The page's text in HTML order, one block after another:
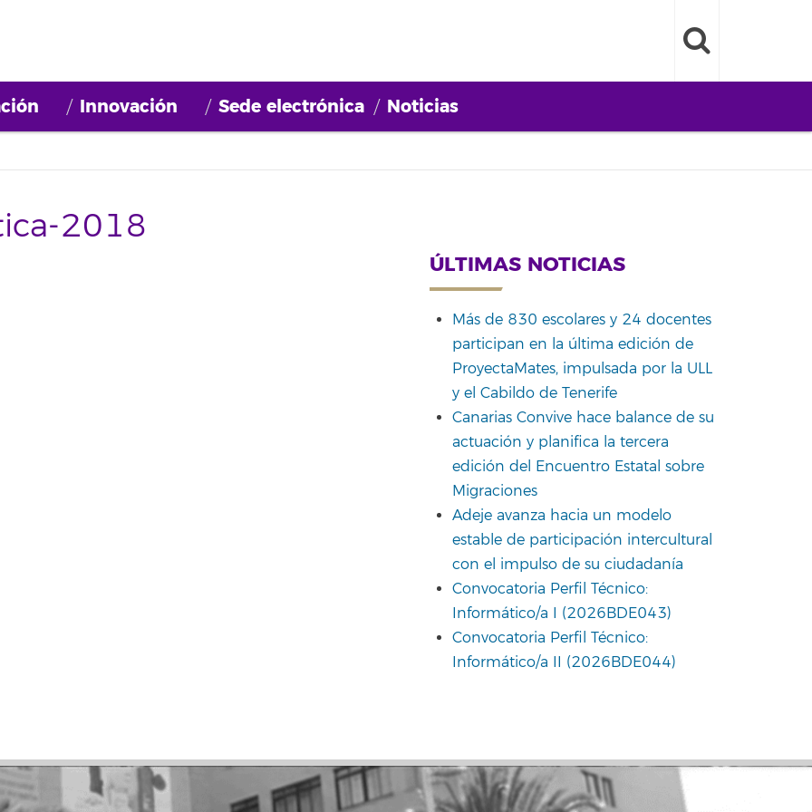
Innovación Sede electrónica Noticias
2018
ÚLTIMAS NOTICIAS
Más de 830 escolares y 24 docentes
participan en la última edición de
ProyectaMates, impulsada por la ULL
y el Cabildo de Tenerife
Canarias Convive hace balance de su
actuación y planifica la tercera
edición del Encuentro Estatal sobre
Migraciones
Adeje avanza hacia un modelo
estable de participación intercultural
con el impulso de su ciudadanía
Convocatoria Perfil Técnico:
Informático/a I (2026BDE043)
Convocatoria Perfil Técnico:
Informático/a II (2026BDE044)